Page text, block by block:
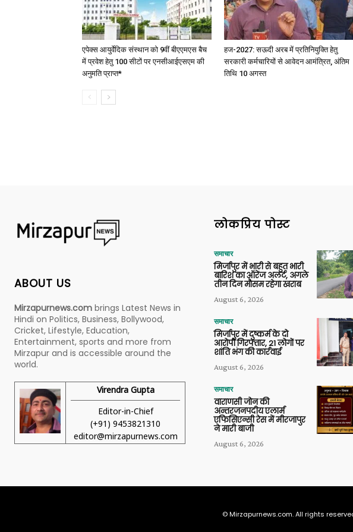
एपेक्स आयुर्वेदिक संस्थान को 9वीं बीएएमएस बैच
में प्रवेश हेतु 100 सीटों पर एनसीआईएसएम की
अनुमति प्राप्त*
हज-2027: सऊदी अरब में प्रतिनियुक्ति हेतु
सरकारी कर्मचारियों से आवेदन आमंत्रित, अंतिम
तिथि 10 अगस्त
ABOUT US
Mirzapurnews.com brings Latest News in
Hindi on Politics, Business, Bollywood,
Cricket, Lifestyle, Education,
Entertainment, sports and more from
Mirzapur and is accessible around the
world.
Virendra Gupta
Editor-in-Chief
(+91) 9453821310
editor@mirzapurnews.com
लोकप्रिय पोस्ट
समाचार
मिर्जापुर में भारी से बहुत भारी
बारिश का ऑरेंज अलर्ट, अगले
तीन दिन मौसम रहेगा खराब
August 6, 2026
समाचार
मिर्जापुर में दुष्कर्म के दो
आरोपी गिरफ्तार, 21 लोगों पर
शांति भंग की कार्रवाई
August 6, 2026
समाचार
वाराणसी जोन की
अन्तरजनपदीय एलार्म
एफिसिएन्सी रेस में मीरजापुर
ने मारी बाजी
August 6, 2026
© Mirzapurnews.com. All rights